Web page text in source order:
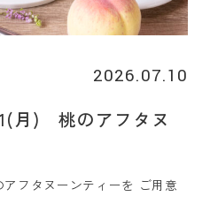
2026.07.10
月) 桃のアフタヌ
フタヌーンティーを ご用意